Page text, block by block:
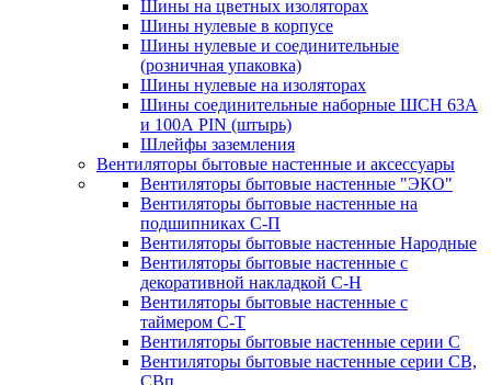
Шины на цветных изоляторах
Шины нулевые в корпусе
Шины нулевые и соединительные
(розничная упаковка)
Шины нулевые на изоляторах
Шины соединительные наборные ШСН 63A
и 100А PIN (штырь)
Шлейфы заземления
Вентиляторы бытовые настенные и аксессуары
Вентиляторы бытовые настенные "ЭКО"
Вентиляторы бытовые настенные на
подшипниках С-П
Вентиляторы бытовые настенные Народные
Вентиляторы бытовые настенные с
декоративной накладкой С-Н
Вентиляторы бытовые настенные с
таймером С-Т
Вентиляторы бытовые настенные серии С
Вентиляторы бытовые настенные серии СВ,
СВп